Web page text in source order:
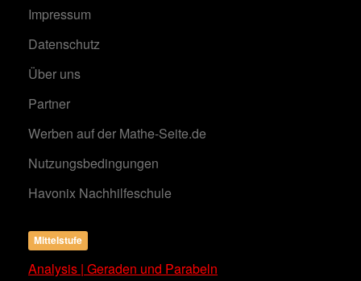
Impressum
Datenschutz
Über uns
Partner
Werben auf der Mathe-Seite.de
Nutzungsbedingungen
Havonix Nachhilfeschule
Mittelstufe
Analysis | Geraden und Parabeln